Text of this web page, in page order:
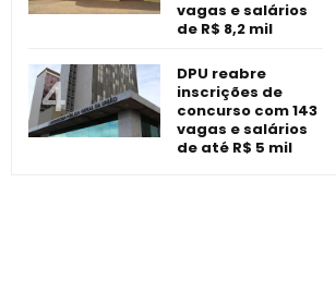
vagas e salários
de R$ 8,2 mil
DPU reabre
inscrições de
concurso com 143
vagas e salários
de até R$ 5 mil